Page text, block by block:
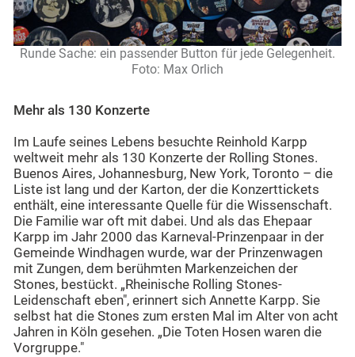
Runde Sache: ein passender Button für jede Gelegenheit.
Foto: Max Orlich
Mehr als 130 Konzerte
Im Laufe seines Lebens besuchte Reinhold Karpp
weltweit mehr als 130 Konzerte der Rolling Stones.
Buenos Aires, Johannesburg, New York, Toronto – die
Liste ist lang und der Karton, der die Konzerttickets
enthält, eine interessante Quelle für die Wissenschaft.
Die Familie war oft mit dabei. Und als das Ehepaar
Karpp im Jahr 2000 das Karneval-Prinzenpaar in der
Gemeinde Windhagen wurde, war der Prinzenwagen
mit Zungen, dem berühmten Markenzeichen der
Stones, bestückt. „Rheinische Rolling Stones-
Leidenschaft eben", erinnert sich Annette Karpp. Sie
selbst hat die Stones zum ersten Mal im Alter von acht
Jahren in Köln gesehen. „Die Toten Hosen waren die
Vorgruppe."